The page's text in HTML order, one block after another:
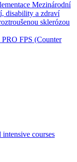
Mezinárodní
disability a zdraví
sklerózou
FPS (Counter
courses